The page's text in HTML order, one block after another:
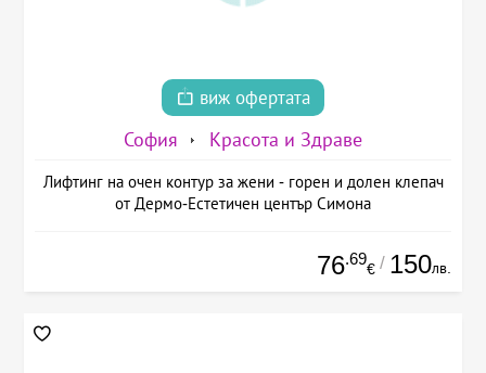
виж офертата
София Красота и Здраве
Лифтинг на очен контур за жени - горен и долен клепач
от Дермо-Естетичен център Симона
76.69
€ / 150лв.